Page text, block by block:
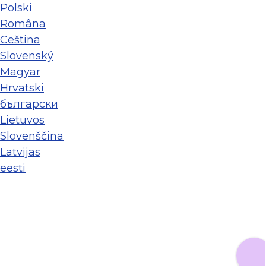
Polski
Româna
Ceština
Slovenský
Magyar
Hrvatski
български
Lietuvos
Slovenščina
Latvijas
eesti